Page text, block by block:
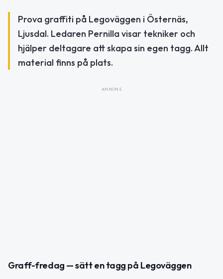
Prova graffiti på Legoväggen i Östernäs,
Ljusdal. Ledaren Pernilla visar tekniker och
hjälper deltagare att skapa sin egen tagg. Allt
material finns på plats.
ANNONS
Graff-fredag — sätt en tagg på Legoväggen